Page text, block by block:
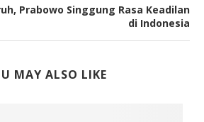
Prabowo Singgung Rasa Keadilan
di Indonesia
MAY ALSO LIKE